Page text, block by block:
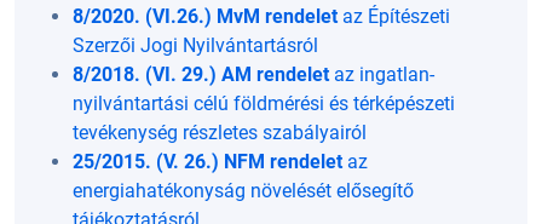
8/2020. (VI.26.) MvM rendeletaz Építészeti
Szerzői Jogi Nyilvántartásról
8/2018. (VI. 29.) AM rendelet az ingatlan-
nyilvántartási célú földmérési és térképészeti
tevékenység részletes szabályairól
25/2015. (V. 26.) NFM rendelet az
energiahatékonyság növelését elősegítő